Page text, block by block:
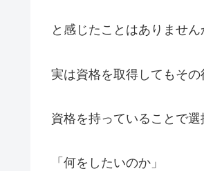
と感じたことはありません
実は資格を取得してもその
資格を持っていることで選
「何をしたいのか」